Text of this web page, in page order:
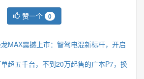
赞一个 0
MAX震撼上市：智驾电混新标杆，开启
单超五千台，不到20万起售的广本P7，换